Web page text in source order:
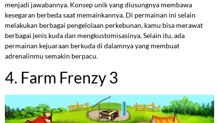
menjadi jawabannya. Konsep unik yang diusungnya membawa
kesegaran berbeda saat memainkannya. Di permainan ini selain
melakukan berbagai pengelolaan perkebunan, kamu bisa merawat
berbagai jenis kuda dan mengkustomisasinya. Selain itu, ada
permainan kejuaraan berkuda di dalamnya yang membuat
adrenalinmu semakin berpacu.
4. Farm Frenzy 3